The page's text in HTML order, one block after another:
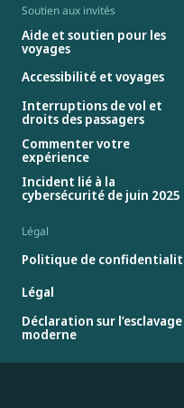
Soutien aux invités
Aide et soutien pour les
voyages
Accessibilité et voyages
Interruptions de vol et
droits des passagers
Commenter votre
expérience
Incident lié à la
cybersécurité de juin 2025
Légal
Politique de
Légal
Déclaration sur l’esclavage
moderne